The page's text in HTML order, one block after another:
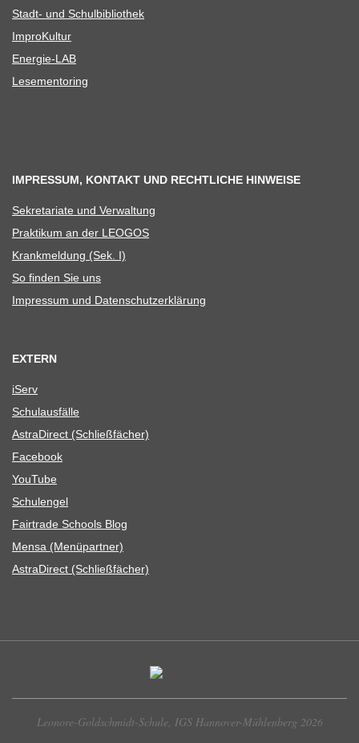
Stadt- und Schulbibliothek
Impro­Kul­tur
Ener­­gie-LAB
Lese­men­to­ring
IMPRESSUM, KONTAKT UND RECHTLICHE HINWEISE
Sekre­ta­riate und Verwaltung
Prak­ti­kum an der LEOGOS
Krank­mel­dung (Sek. I)
So fin­den Sie uns
Impres­sum und Datenschutzerklärung
EXTERN
iServ
Schul­aus­fälle
Astra­Di­rect (Schließ­fä­cher)
Face­book
You­Tube
Schul­en­gel
Fair­trade Schools Blog
Mensa (Menü­part­ner)
Astra­Di­rect (Schließ­fä­cher)
Leonore-Goldschmidt-Schule, IGS Hannover-Mühlenberg 2026